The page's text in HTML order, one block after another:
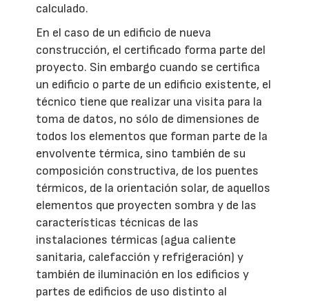
calculado.
En el caso de un edificio de nueva
construcción, el certificado forma parte del
proyecto. Sin embargo cuando se certifica
un edificio o parte de un edificio existente, el
técnico tiene que realizar una visita para la
toma de datos, no sólo de dimensiones de
todos los elementos que forman parte de la
envolvente térmica, sino también de su
composición constructiva, de los puentes
térmicos, de la orientación solar, de aquellos
elementos que proyecten sombra y de las
características técnicas de las
instalaciones térmicas (agua caliente
sanitaria, calefacción y refrigeración) y
también de iluminación en los edificios y
partes de edificios de uso distinto al